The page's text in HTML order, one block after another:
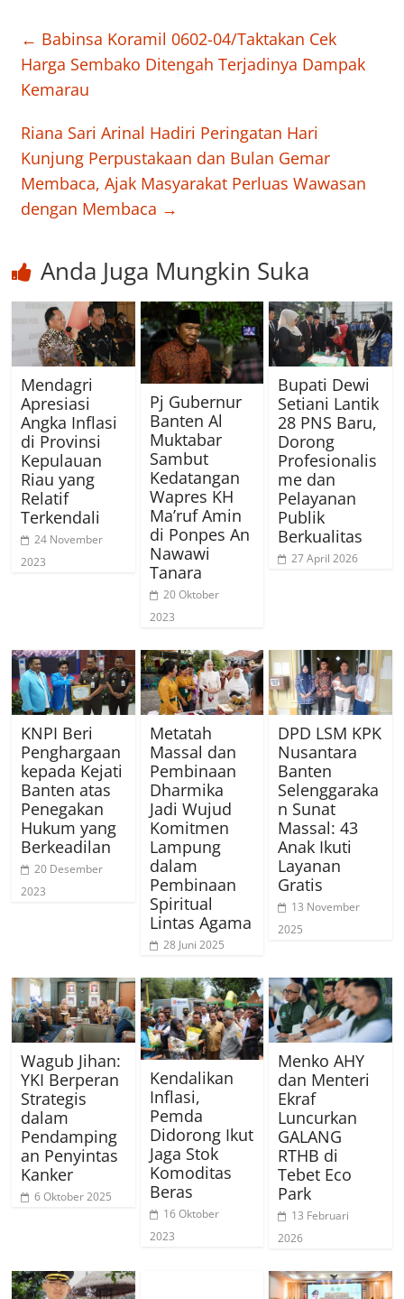
← Babinsa Koramil 0602-04/Taktakan Cek
Harga Sembako Ditengah Terjadinya Dampak
Kemarau
Riana Sari Arinal Hadiri Peringatan Hari
Kunjung Perpustakaan dan Bulan Gemar
Membaca, Ajak Masyarakat Perluas Wawasan
dengan Membaca →
Anda Juga Mungkin Suka
Mendagri
Apresiasi
Angka Inflasi
di Provinsi
Kepulauan
Riau yang
Relatif
Terkendali
24 November
2023
Pj Gubernur
Banten Al
Muktabar
Sambut
Kedatangan
Wapres KH
Ma’ruf Amin
di Ponpes An
Nawawi
Tanara
20 Oktober
2023
Bupati Dewi
Setiani Lantik
28 PNS Baru,
Dorong
Profesionalis
me dan
Pelayanan
Publik
Berkualitas
27 April 2026
KNPI Beri
Penghargaan
kepada Kejati
Banten atas
Penegakan
Hukum yang
Berkeadilan
20 Desember
2023
Metatah
Massal dan
Pembinaan
Dharmika
Jadi Wujud
Komitmen
Lampung
dalam
Pembinaan
Spiritual
Lintas Agama
28 Juni 2025
DPD LSM KPK
Nusantara
Banten
Selenggaraka
n Sunat
Massal: 43
Anak Ikuti
Layanan
Gratis
13 November
2025
Wagub Jihan:
YKI Berperan
Strategis
dalam
Pendamping
an Penyintas
Kanker
6 Oktober 2025
Kendalikan
Inflasi,
Pemda
Didorong Ikut
Jaga Stok
Komoditas
Beras
16 Oktober
2023
Menko AHY
dan Menteri
Ekraf
Luncurkan
GALANG
RTHB di
Tebet Eco
Park
13 Februari
2026